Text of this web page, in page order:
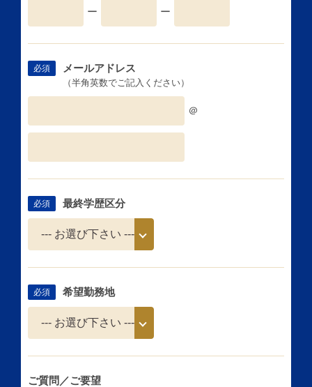
ー ー
必須 メールアドレス
（半角英数でご記入ください）
＠
必須 最終学歴区分
必須 希望勤務地
ご質問／ご要望